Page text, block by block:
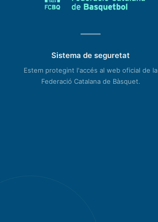
Sistema de seguretat
Estem protegint l'accés al web oficial de la
Federació Catalana de Bàsquet.